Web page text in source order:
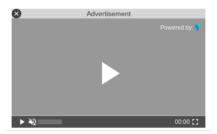
Advertisement
Powered by:
00:00